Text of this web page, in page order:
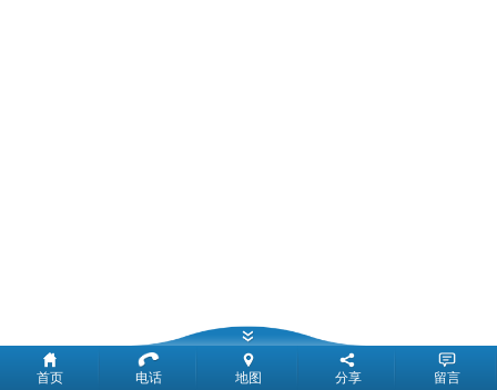
首页 电话 地图 分享 留言